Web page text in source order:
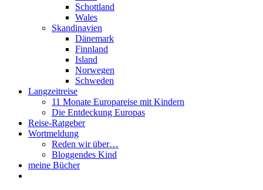
Schottland
Wales
Skandinavien
Dänemark
Finnland
Island
Norwegen
Schweden
Langzeitreise
11 Monate Europareise mit Kindern
Die Entdeckung Europas
Reise-Ratgeber
Wortmeldung
Reden wir über…
Bloggendes Kind
meine Bücher